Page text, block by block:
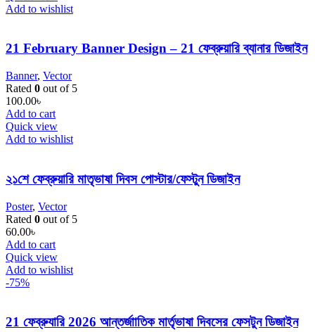
Add to wishlist
21 February Banner Design – 21 ফেব্রুয়ারি ব্যানার ডিজাইন
Banner, Vector
Rated 0 out of 5
100.00৳
Add to cart
Quick view
Add to wishlist
২১শে ফেব্রুয়ারি মাতৃভাষা দিবস পোস্টার/ফেস্টুন ডিজাইন
Poster, Vector
Rated 0 out of 5
60.00৳
Add to cart
Quick view
Add to wishlist
-75%
21 ফেব্রুযারি 2026 আন্তর্জাাতিক মার্তৃভাষা দিবসের ফেসটুন ডিজাইন